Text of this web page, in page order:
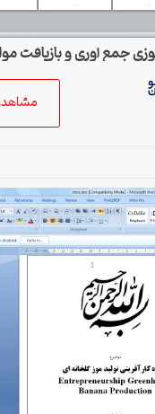
جمع آوري و بازيافت